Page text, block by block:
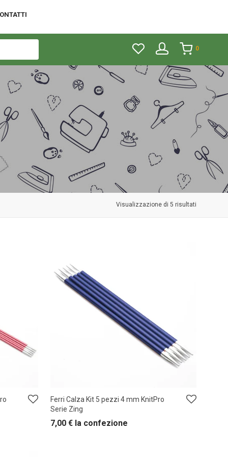
0
Visualizzazione di 5 risultati
Ferri Calza Kit 5 pezzi 4 mm KnitPro
Serie Zing
7,00€ la confezione